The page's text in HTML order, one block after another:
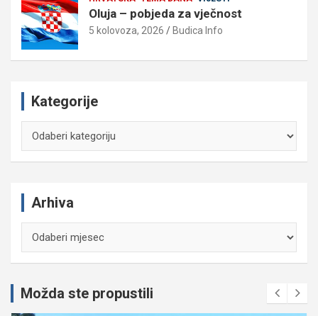
Oluja – pobjeda za vječnost
5 kolovoza, 2026 Budica Info
Kategorije
Arhiva
Možda ste propustili